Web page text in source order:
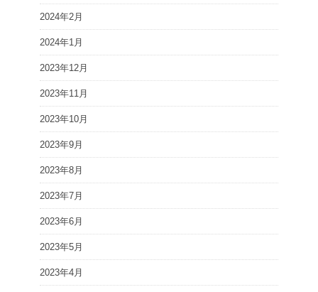
2024年2月
2024年1月
2023年12月
2023年11月
2023年10月
2023年9月
2023年8月
2023年7月
2023年6月
2023年5月
2023年4月